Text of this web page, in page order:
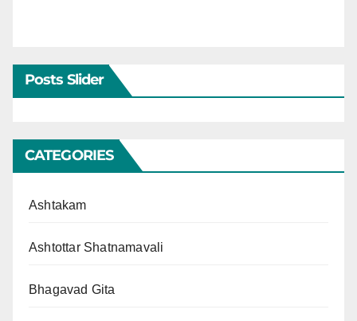
Posts Slider
CATEGORIES
Ashtakam
Ashtottar Shatnamavali
Bhagavad Gita